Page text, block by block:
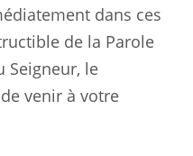
dans ces
de la Parole
Seigneur, le
venir à votre